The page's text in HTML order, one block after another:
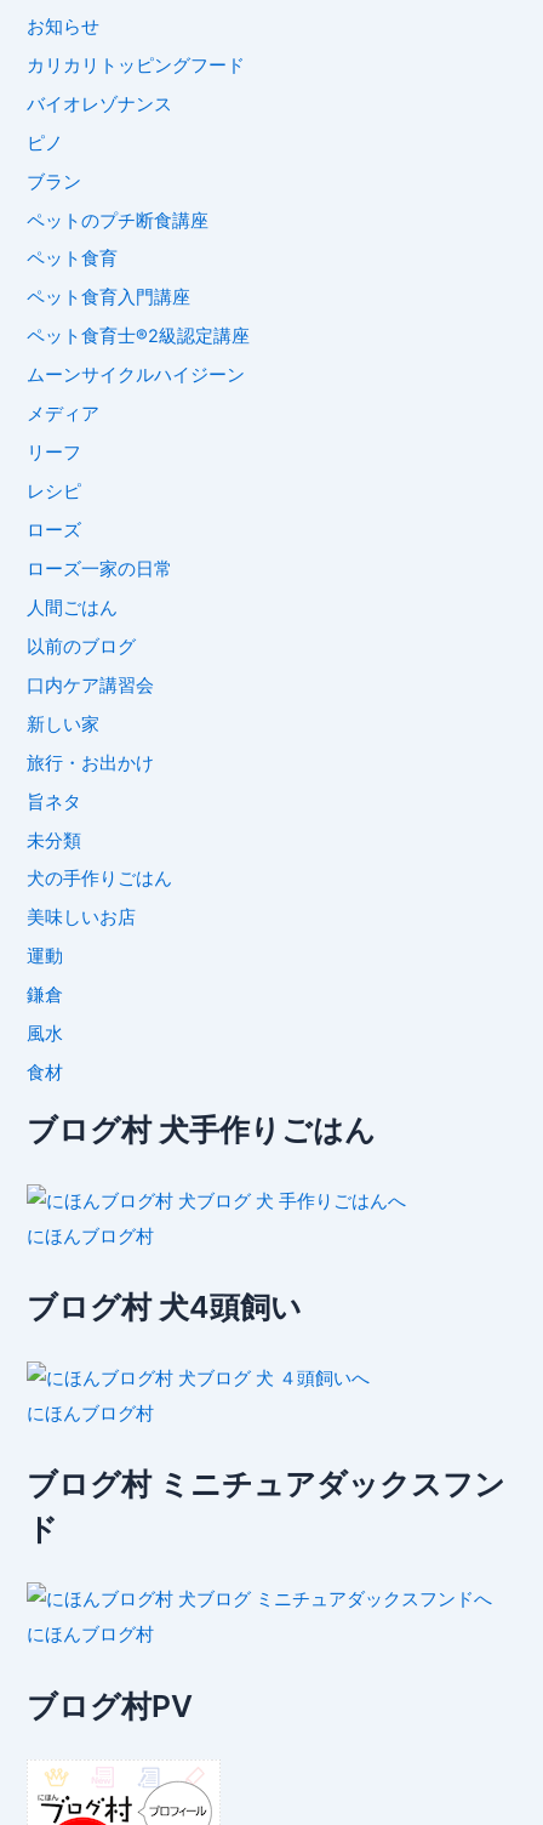
お知らせ
カリカリトッピングフード
バイオレゾナンス
ピノ
ブラン
ペットのプチ断食講座
ペット食育
ペット食育入門講座
ペット食育士®︎2級認定講座
ムーンサイクルハイジーン
メディア
リーフ
レシピ
ローズ
ローズ一家の日常
人間ごはん
以前のブログ
口内ケア講習会
新しい家
旅行・お出かけ
旨ネタ
未分類
犬の手作りごはん
美味しいお店
運動
鎌倉
風水
食材
ブログ村 犬手作りごはん
にほんブログ村
ブログ村 犬4頭飼い
にほんブログ村
ブログ村 ミニチュアダックスフン
ド
にほんブログ村
ブログ村PV